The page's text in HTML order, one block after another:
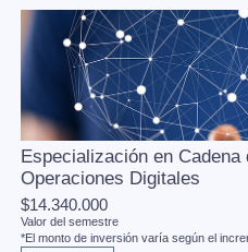
Especialización en
Operaciones Digitales
$14.340.000
Valor del semestre
*El monto de inversión varía según el